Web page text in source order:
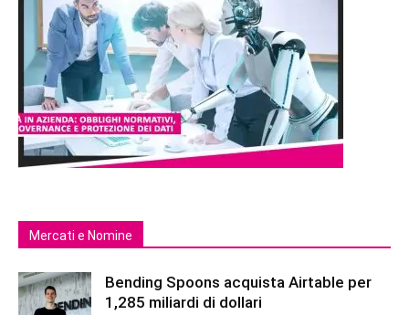
Mercati e Nomine
Bending Spoons acquista Airtable per
1,285 miliardi di dollari